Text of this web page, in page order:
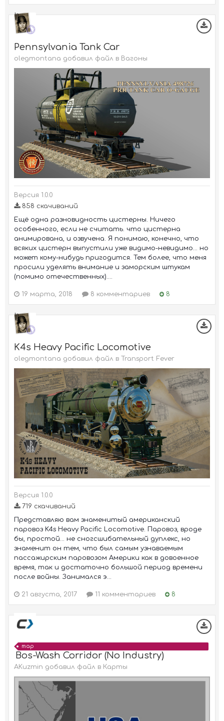
Pennsylvania Tank Car
olegmontana добавил файл в Вагоны
Версия 1.0.0
858 скачиваний
Ещё одна разновидность цистерны. Ничего
особенного, если не считать. что цистерна
анимирована, и озвучена. Я понимаю, конечно, что
всяких цистерн выпустили уже видимо-невидимо... но
может кому-нибудь пригодится. Тем более, что меня
просили уделять внимание и заморским штукам
(помимо отечественных)....
19 марта, 2018 8 комментариев 8
K4s Heavy Pacific Locomotive
olegmontana добавил файл в Transport Fever
Версия 1.0.0
719 скачиваний
Представляю вам знаменитый американский
паровоз K4s Heavy Pacific Locomotive. Паровоз, вроде
бы, простой... не сногсшибательный дуплекс, но
знаменит он тем, что был самым узнаваемым
пассажирским паровозом Америки как в довоенное
время, так и достаточно большой период времени
после войны. Занимался э...
21 августа, 2017 11 комментариев 8
map
Bos-Wash Corridor (No Industry)
AKuzmin добавил файл в Карты